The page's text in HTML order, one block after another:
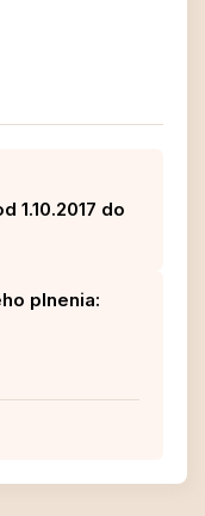
1.10.2017 do
plnenia: